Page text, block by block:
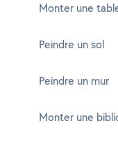
Monter une
Peindre un sol
Peindre un mur
Monter une